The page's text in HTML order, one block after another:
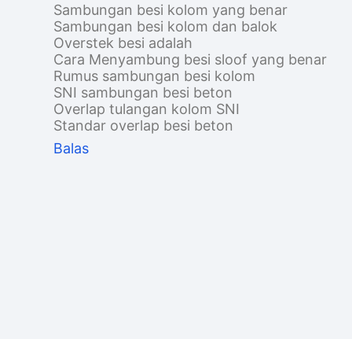
Sambungan besi kolom yang benar
Sambungan besi kolom dan balok
Overstek besi adalah
Cara Menyambung besi sloof yang benar
Rumus sambungan besi kolom
SNI sambungan besi beton
Overlap tulangan kolom SNI
Standar overlap besi beton
Balas